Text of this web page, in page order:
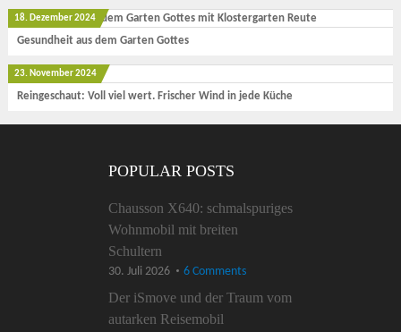
18. Dezember 2024
Gesundheit aus dem Garten Gottes
23. November 2024
Reingeschaut: Voll viel wert. Frischer Wind in jede Küche
POPULAR POSTS
Chausson X640: schmalspuriges
Wohnmobil mit breiten
Schultern
30. Juli 2026 6 Comments
Der iSmove und der Traum vom
autarken Reisemobil